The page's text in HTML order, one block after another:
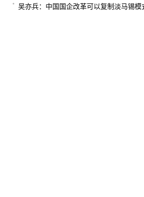
吴亦兵：中国国企改革可以复制淡马锡模